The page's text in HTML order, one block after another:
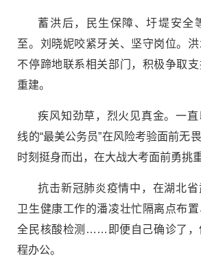
蓄洪后，民生保障、圩堤安全
至。刘晓妮咬紧牙关、坚守岗位。
不停蹄地联系相关部门，积极争取
重建。
疾风知劲草，烈火见真金。一
线的“最美公务员”在风险考验面前无
时刻挺身而出，在大战大考面前勇挑
抗击新冠肺炎疫情中，在湖北
卫生健康工作的潘凌壮忙隔离点布
全民核酸检测……即便自己确诊了，
程办公。